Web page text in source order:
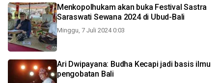
Menkopolhukam akan buka Festival Sastra
Saraswati Sewana 2024 di Ubud-Bali
Minggu, 7 Juli 2024 0:03
Ari Dwipayana: Budha Kecapi jadi basis ilmu
pengobatan Bali